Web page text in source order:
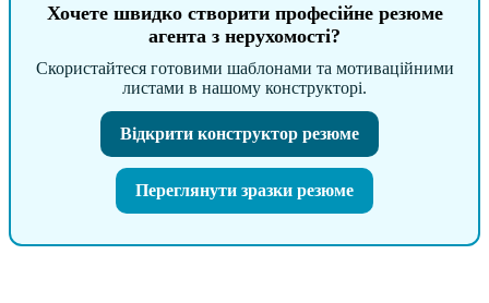
Хочете швидко створити професійне резюме
агента з нерухомості?
Скористайтеся готовими шаблонами та мотиваційними
листами в нашому конструкторі.
Відкрити конструктор резюме
Переглянути зразки резюме